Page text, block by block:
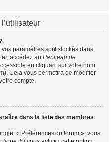
paramètres sont stockés dans
accédez au Panneau de
en cliquant sur votre nom
Cela vous permettra de modifier
compte.
dans la liste des membres
« Préférences du forum », vous